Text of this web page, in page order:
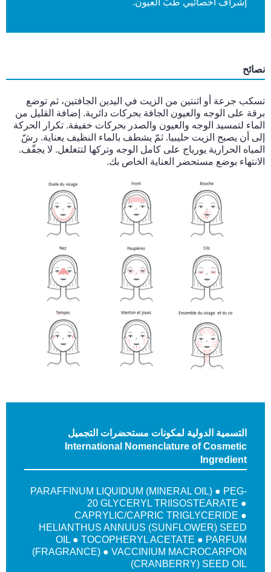
إشراف أخصائيي طبّ العيون.
نصائح
تسكب جرعة أو اثنتين من الزيت في اليدين الجافتين، ثم توضع
برقة على الوجه والعيون الجافة بحركات دائرية. إضافة القليل من
الماء لتمسيد الوجه والعيون والصدر بحركات خفيفة. تكرار الحركة
إلى أن يصبح الزيت حليبيا. ثمّ يشطف بالماء النظيف يعناية. رشّ
المياه الحرارية يورياج على كامل الوجه وتركها لتتغلغل. لا يجفّف.
الانتهاء بوضع مستحضر العناية الخاص بك.
التسمية الدولية لمكونات مستحضرات التجميل
International Nomenclature of Cosmetic
Ingredient
PARAFFINUM LIQUIDUM (MINERAL OIL) ● PEG-
20 GLYCERYL TRIISOSTEARATE ●
CAPRYLIC/CAPRIC TRIGLYCERIDE ●
HELIANTHUS ANNUUS (SUNFLOWER) SEED
OIL ● TOCOPHERYL ACETATE ● PARFUM
(FRAGRANCE) ● VACCINIUM MACROCARPON
(CRANBERRY) SEED OIL